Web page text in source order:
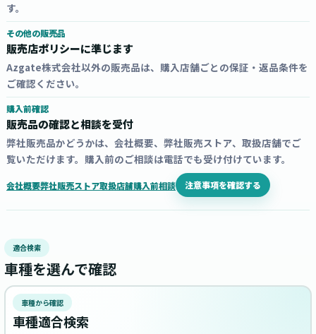
す。
その他の販売品
販売店ポリシーに準じます
Azgate株式会社以外の販売品は、購入店舗ごとの保証・返品条件を
ご確認ください。
購入前確認
販売品の確認と相談を受付
弊社販売品かどうかは、会社概要、弊社販売ストア、取扱店舗でご
覧いただけます。購入前のご相談は電話でも受け付けています。
会社概要弊社販売ストア取扱店舗購入前相談 注意事項を確認する
適合検索
車種を選んで確認
車種から確認
車種適合検索